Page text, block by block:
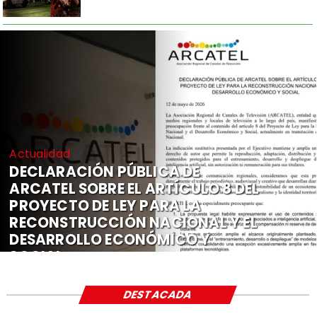
Actualidad
DECLARACIÓN PÚBLICA DE
ARCATEL SOBRE EL ARTÍCULO 8 DEL
PROYECTO DE LEY PARA LA
RECONSTRUCCIÓN NACIONAL Y EL
DESARROLLO ECONÓMICO Y
SOCIAL
DESTACADA